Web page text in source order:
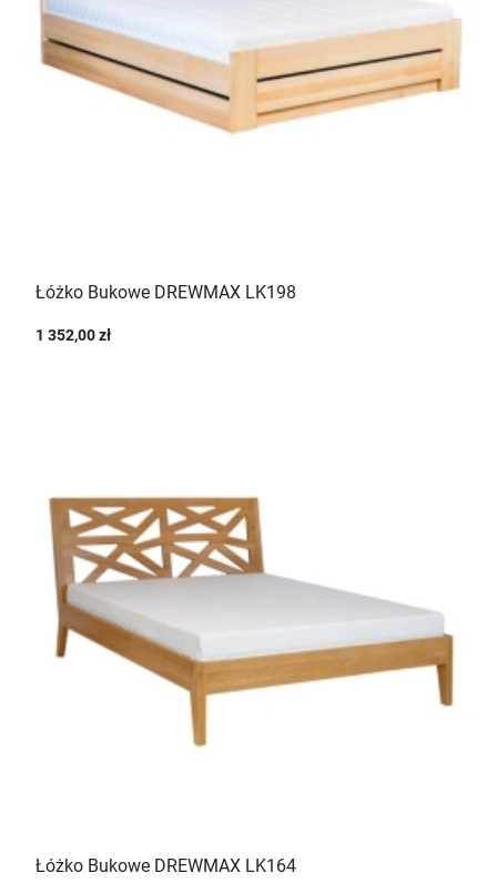
Łóżko Bukowe DREWMAX LK198
1 352,00 zł
Łóżko Bukowe DREWMAX LK164